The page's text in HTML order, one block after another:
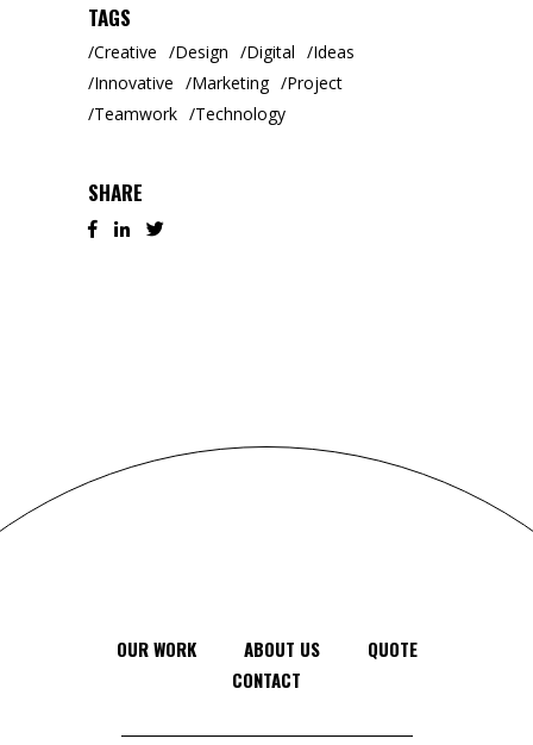
TAGS
Creative Design Digital
Ideas
Innovative
Marketing
Project
Teamwork
Technology
SHARE
OUR WORK ABOUT US
QUOTE
CONTACT